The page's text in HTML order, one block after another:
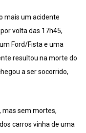
mais um acidente
volta das 17h45,
Ford/Fista e uma
resultou na morte do
a ser socorrido,
mas sem mortes,
carros vinha de uma